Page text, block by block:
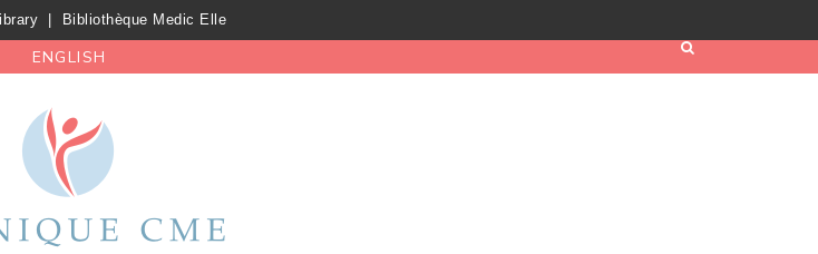
Bibliothèque Medic Elle
ENGLISH